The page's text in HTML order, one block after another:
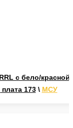
с бело/красной
173\ МСУ